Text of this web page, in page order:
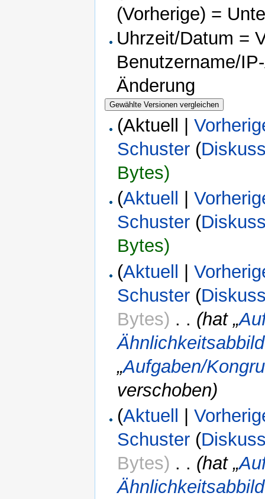
(Vorherige) =
Uhrzeit/Datum =
Benutzername/
Änderung
(Aktuell |
Schuster (
Bytes)
(Aktuell |
Schuster (
Bytes)
(Aktuell |
Schuster (
Bytes) . . (hat „
„Aufgaben/
verschoben)
(Aktuell |
Schuster (
Bytes) . . (hat „